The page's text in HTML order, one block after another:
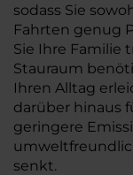
sodass Sie
Fahrten genug
Sie Ihre Familie
Stauraum
Ihren Alltag
darüber hinaus
geringere
senkt.